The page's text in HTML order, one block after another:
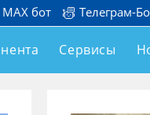
MAX бот Телеграм-
Сервисы